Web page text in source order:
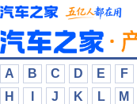
A B C D E F
H
J K L M
阿娜亚(367)
阿斯顿·马丁
(30166)
阿维塔(37165)
埃安
(72775)
埃尚(1372)